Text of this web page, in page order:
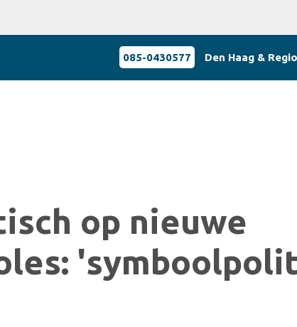
085-0430577 Den Haag & Regio
op nieuwe